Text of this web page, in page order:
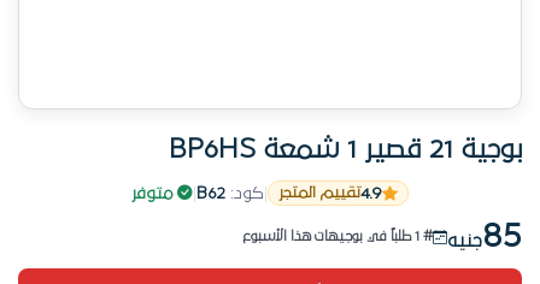
بوجية 21 قصير 1 شمعة BP6HS
4.9تقييم المتجر كود: B62 متوفر
85جنيه # 1 طلباً في بوجيهات هذا الأسبوع
طلب متزايد — 18 مؤخراً